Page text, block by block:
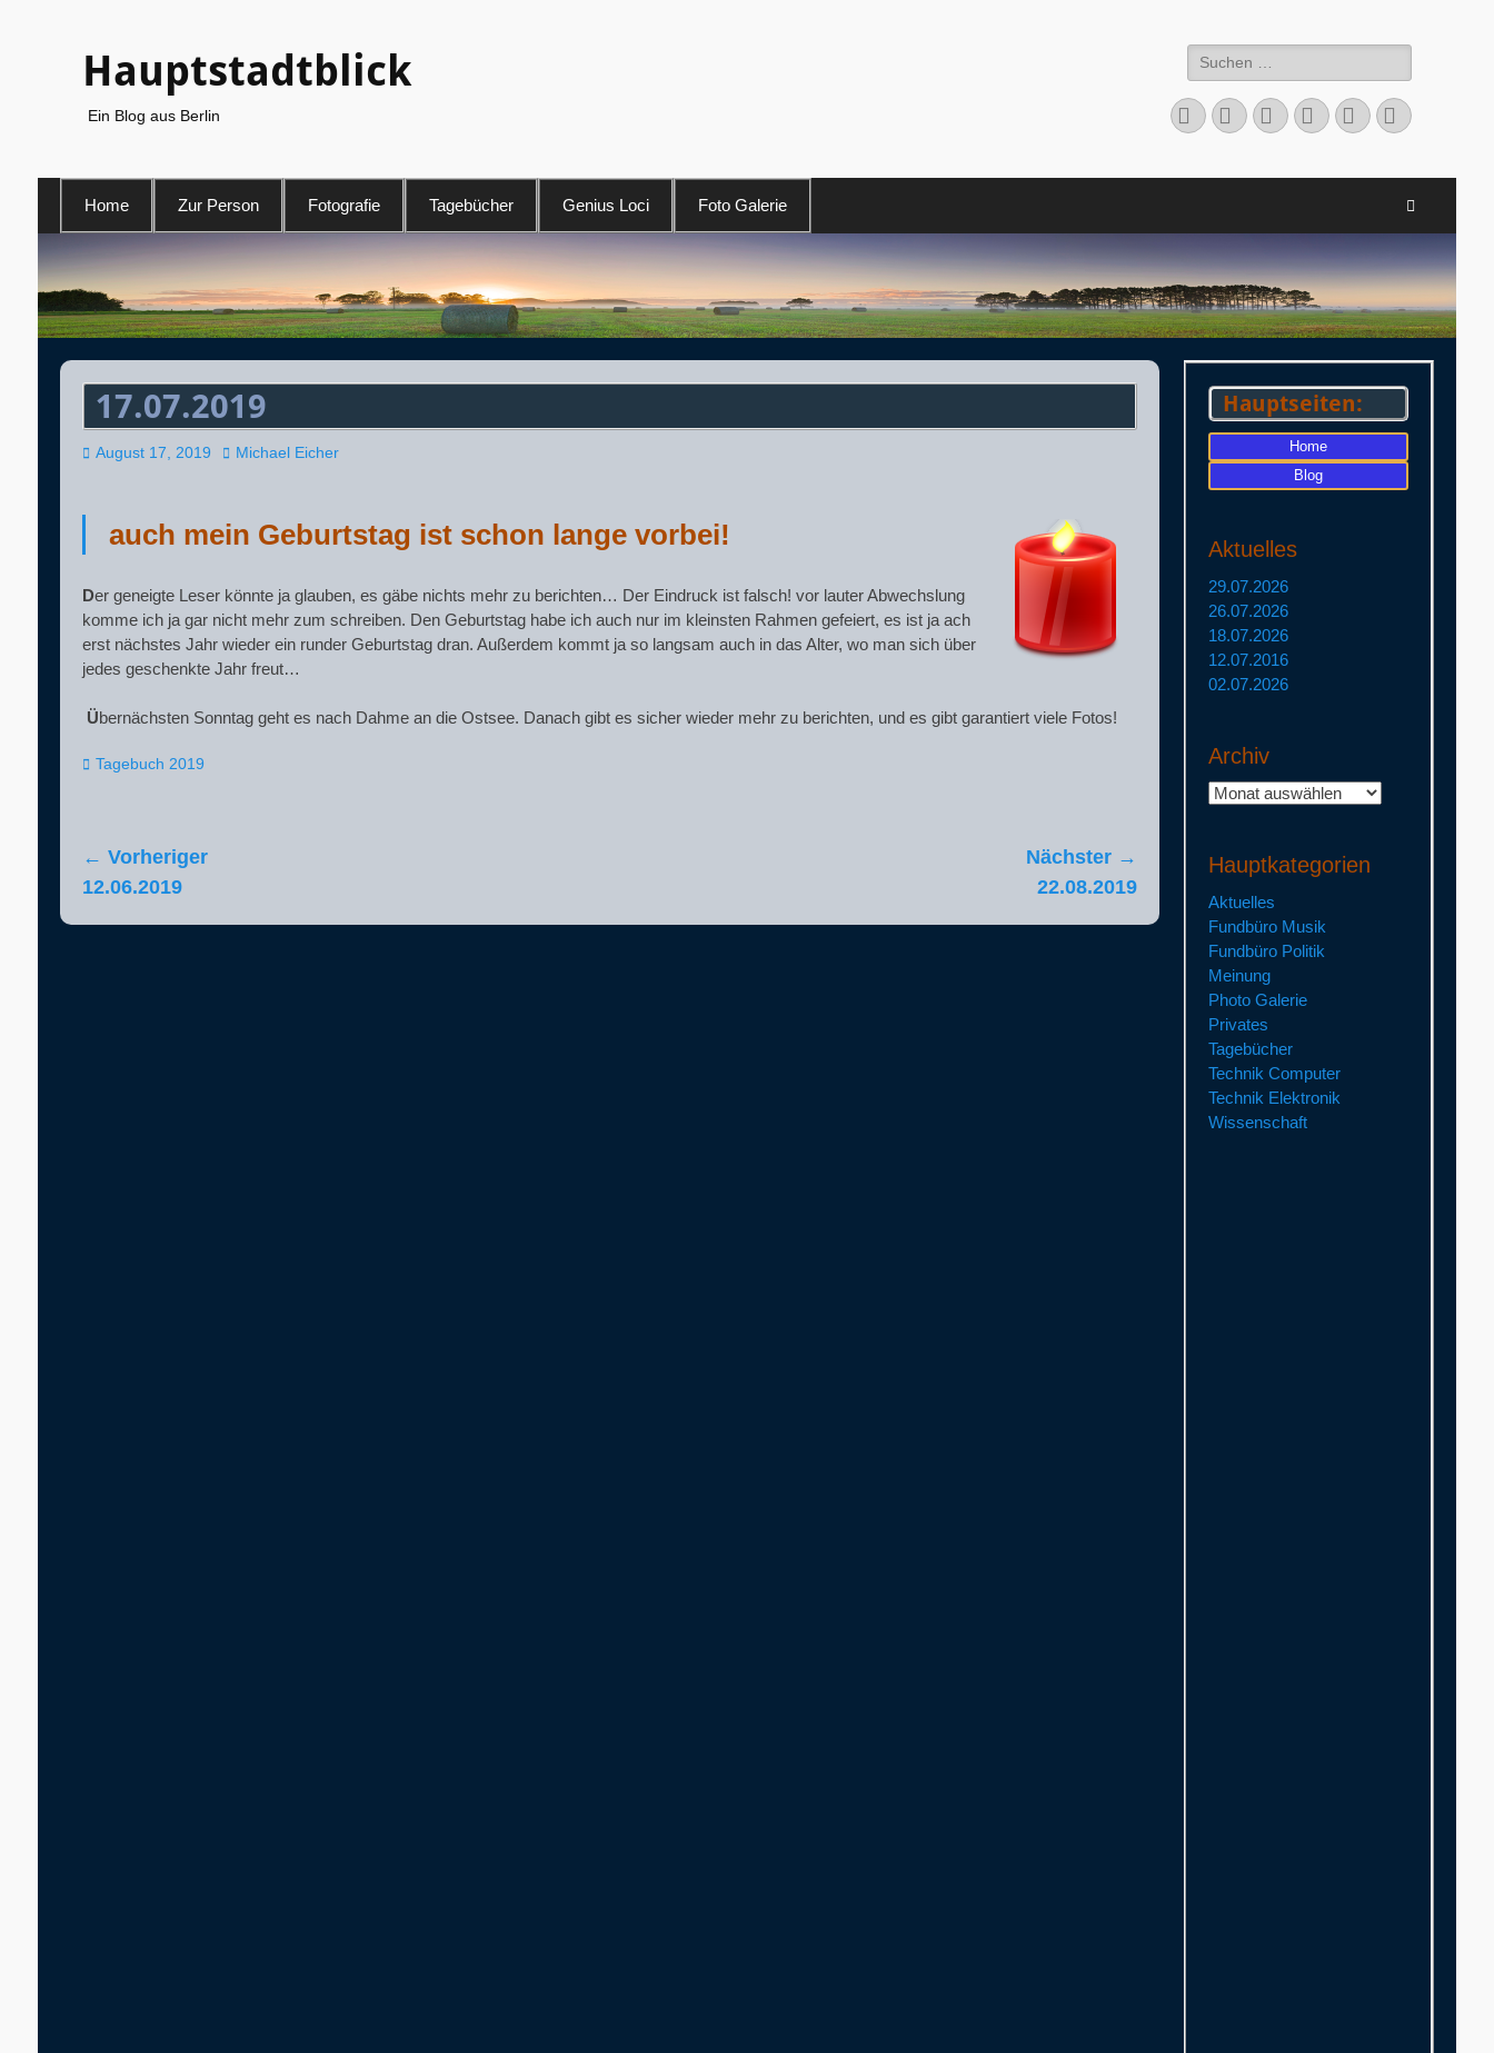
Hauptstadtblick
Ein Blog aus Berlin
Suchen
nach:
Facebook
TwitterLinkedIn
FlickrInstagram
Primäres
Menü
Home Zur Person Fotografie Tagebücher Genius Loci Foto Galerie
17.07.2019
Veröffentlicht
August 17, 2019 Autor
Michael Eicher
auch mein Geburtstag ist schon lange vorbei!
Der geneigte Leser könnte ja glauben, es gäbe nichts mehr zu berichten… Der Eindruck ist falsch! vor lauter Abwechslung
komme ich ja gar nicht mehr zum schreiben. Den Geburtstag habe ich auch nur im kleinsten Rahmen gefeiert, es ist ja ach
erst nächstes Jahr wieder ein runder Geburtstag dran. Außerdem kommt ja so langsam auch in das Alter, wo man sich über
jedes geschenkte Jahr freut…
Übernächsten Sonntag geht es nach Dahme an die Ostsee. Danach gibt es sicher wieder mehr zu berichten, und es gibt garantiert viele Fotos!
Kategorien
Tagebuch 2019
Beitragsnavigation
← Vorheriger
Vorheriger
12.06.2019
Nächster →
22.08.2019
Hauptseiten:
Home
Blog
Aktuelles
29.07.2026
26.07.2026
18.07.2026
12.07.2016
02.07.2026
Archiv
Archiv
Hauptkategorien
Aktuelles
Fundbüro Musik
Fundbüro Politik
Meinung
Photo Galerie
Privates
Tagebücher
Technik Computer
Technik Elektronik
Wissenschaft